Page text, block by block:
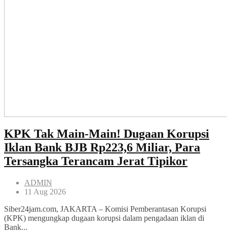
KPK Tak Main-Main! Dugaan Korupsi
Iklan Bank BJB Rp223,6 Miliar, Para
Tersangka Terancam Jerat Tipikor
ADMIN
11 Aug 2026
Siber24jam.com, JAKARTA – Komisi Pemberantasan Korupsi
(KPK) mengungkap dugaan korupsi dalam pengadaan iklan di
Bank...